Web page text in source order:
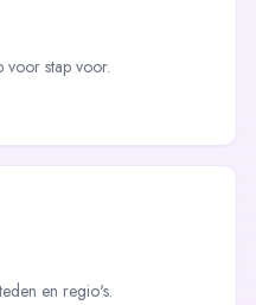
voor stap voor.
en regio's.